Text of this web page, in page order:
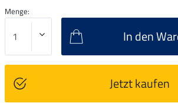
Menge:
In den
Jetzt kaufen